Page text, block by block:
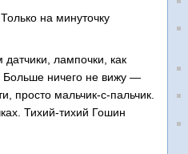
на минуточку
лампочки, как
Больше ничего не вижу —
просто мальчик-с-пальчик.
Тихий-тихий Гошин